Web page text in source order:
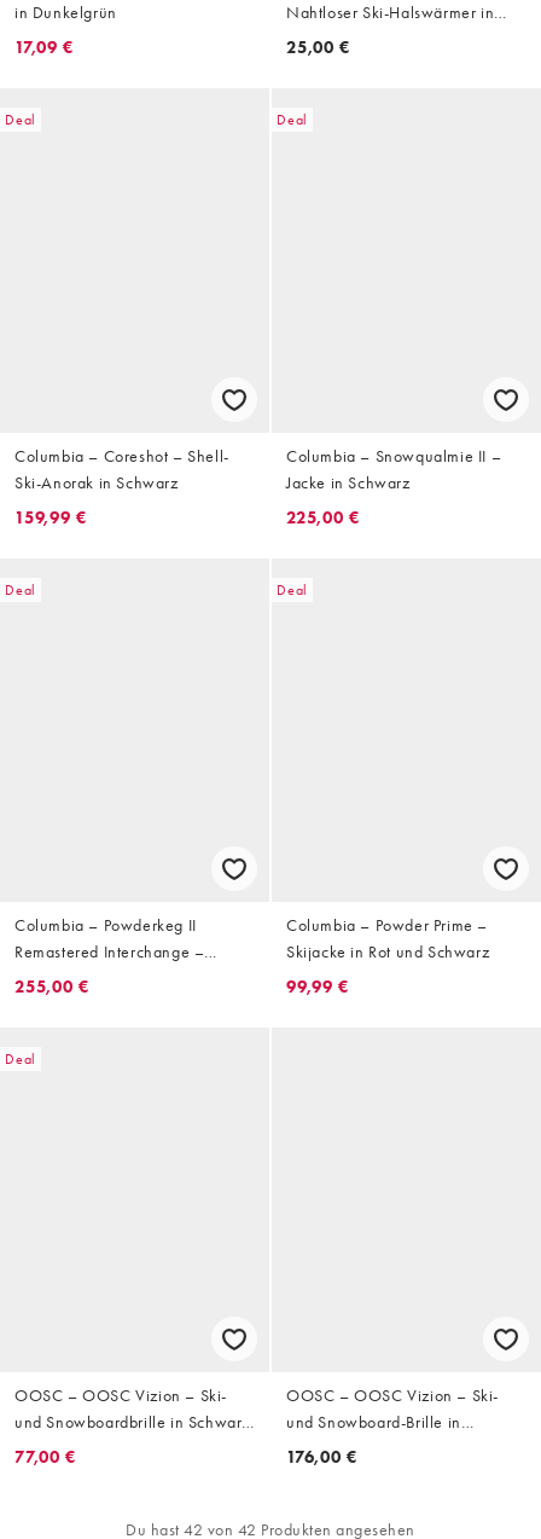
in Dunkelgrün
17,09 €
Nahtloser Ski-Halswärmer in
Schwarz
25,00 €
Deal
Columbia – Coreshot – Shell-
Ski-Anorak in Schwarz
159,99 €
Deal
Columbia – Snowqualmie II –
Jacke in Schwarz
225,00 €
Deal
Columbia – Powderkeg II
Remastered Interchange –
Skijacke in Schwarz
255,00 €
Deal
Columbia – Powder Prime –
Skijacke in Rot und Schwarz
99,99 €
Deal
OOSC – OOSC Vizion – Ski-
und Snowboardbrille in Schwarz
und Weiß
77,00 €
OOSC – OOSC Vizion – Ski-
und Snowboard-Brille in
Neonblau und Rosa
176,00 €
Du hast 42 von 42 Produkten angesehen